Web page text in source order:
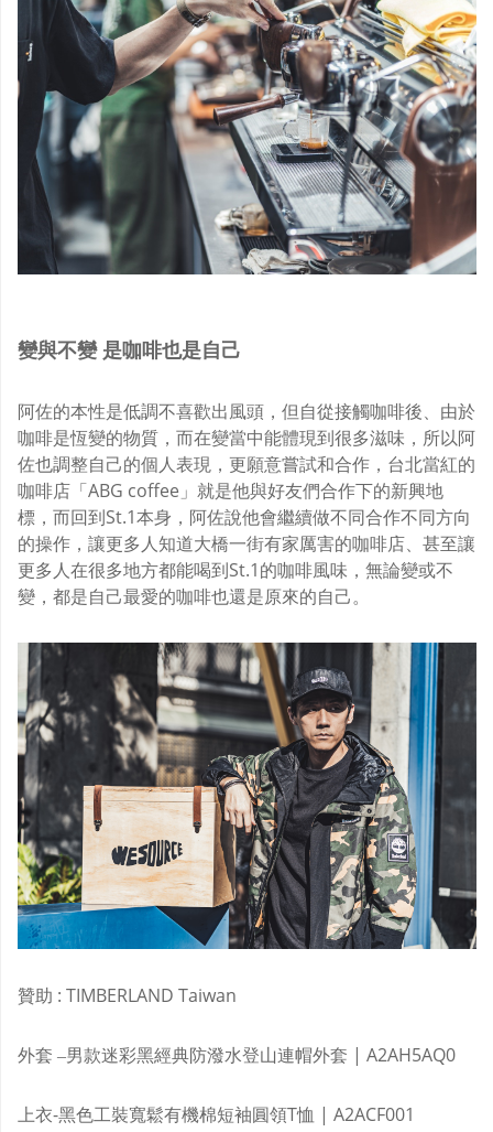
變與不變 是咖啡也是自己
阿佐的本性是低調不喜歡出風頭，但自從接觸咖啡後、由於
咖啡是恆變的物質，而在變當中能體現到很多滋味，所以阿
佐也調整自己的個人表現，更願意嘗試和合作，台北當紅的
咖啡店「ABG coffee」就是他與好友們合作下的新興地
標，而回到St.1本身，阿佐說他會繼續做不同合作不同方向
的操作，讓更多人知道大橋一街有家厲害的咖啡店、甚至讓
更多人在很多地方都能喝到St.1的咖啡風味，無論變或不
變，都是自己最愛的咖啡也還是原來的自己。
贊助 : TIMBERLAND Taiwan
外套 –男款迷彩黑經典防潑水登山連帽外套 | A2AH5AQ0
上衣-黑色工裝寬鬆有機棉短袖圓領T恤 | A2ACF001